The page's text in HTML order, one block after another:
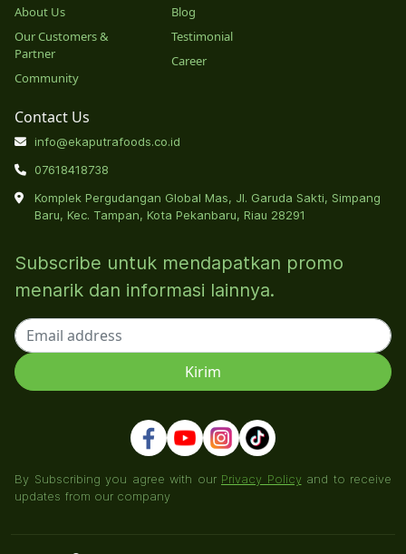
About Us
Our Customers &
Partner
Community
Blog
Testimonial
Career
Contact Us
info@ekaputrafoods.co.id
07618418738
Komplek Pergudangan Global Mas, Jl. Garuda Sakti, Simpang
Baru, Kec. Tampan, Kota Pekanbaru, Riau 28291
Subscribe untuk mendapatkan promo
menarik dan informasi lainnya.
By Subscribing you agree with our Privacy Policyand to receive
updates from our company